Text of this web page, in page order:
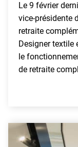
Le 9 février
vice-présidente
retraite
Designer textile
le
de retraite